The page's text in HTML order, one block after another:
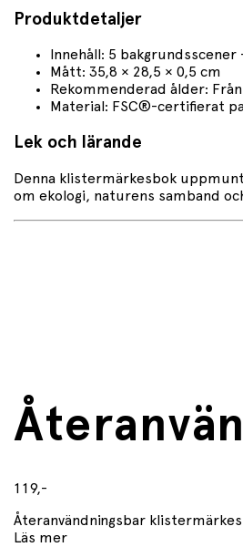
Produktdetaljer
Innehåll: 5
Mått: 35,8 × 28,5 × 0,5 cm
Rekommenderad ålder:
Material: FSC®-certifierat
Lek och lärande
Denna klistermärkesbok
om ekologi, naturens samband
119,-
Återanvändningsbar
Läs mer